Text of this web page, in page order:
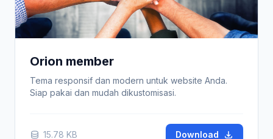
Orion member
Tema responsif dan modern untuk website Anda.
Siap pakai dan mudah dikustomisasi.
15.78 KB Download